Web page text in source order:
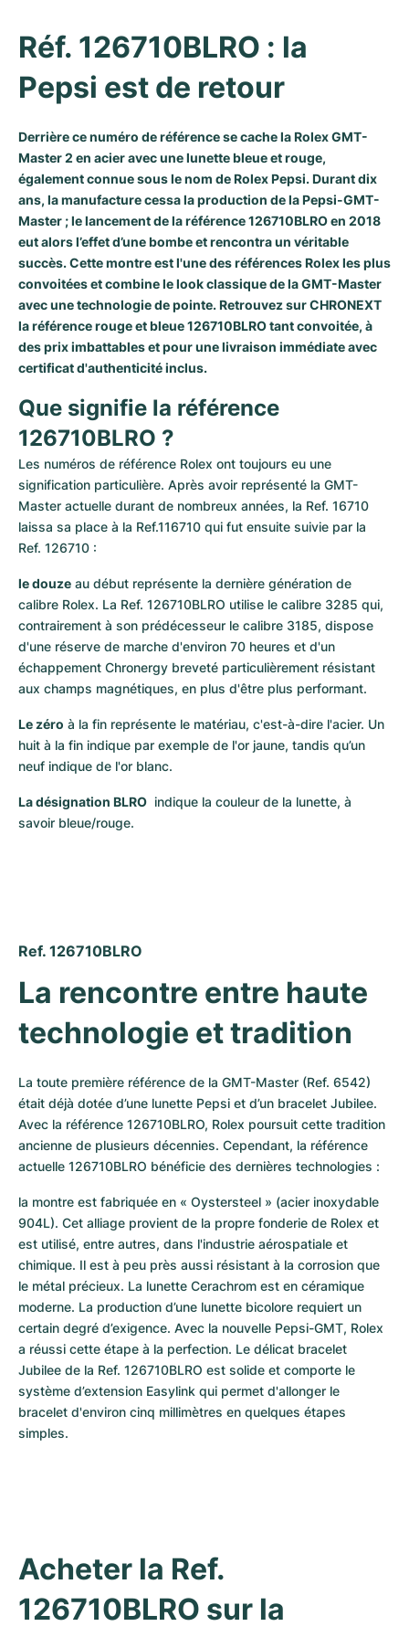
Yacht-Master II
Sea-Dweller
Sky-Dweller
Submariner
Pasha
Tortue
Baignoire
Ballon Blanc
Roadster
Montres d'occasion
Montres pour femmes
Cockpit
Chronospace
Super Avenger
Galactic
Montbrillant
Montres d'occasion
Montres pour femmes
Montres pour femmes
Aquatimer
Spitfire
GST
Vintage
Montres d'occasion
Réf. 126710BLRO : la
Pepsi est de retour
Derrière ce numéro de référence se cache laRolex GMT-
Master 2 en acier avec une lunette bleue et rouge,
également connue sous le nom deRolex Pepsi. Durant dix
ans, la manufacture cessa la production de la Pepsi-GMT-
Master ; le lancement de la référence 126710BLRO en 2018
eut alors l’effet d’une bombe et rencontra un véritable
succès. Cette montre est l'une des références Rolex les plus
convoitées et combine le look classique de la GMT-Master
avec une technologie de pointe. Retrouvez sur CHRONEXT
la référence rouge et bleue 126710BLRO tant convoitée, à
des prix imbattables et pour une livraison immédiate avec
certificat d'authenticité inclus.
Que signifie la référence
126710BLRO ?
Les numéros de référence Rolex ont toujours eu une
signification particulière. Après avoir représenté la GMT-
Master actuelle durant de nombreux années, la Ref. 16710
laissa sa place à la Ref.116710 qui fut ensuite suivie par la
Ref. 126710 :
le douze au début représente la dernière génération de
calibre Rolex. La Ref. 126710BLRO utilise le calibre 3285 qui,
contrairement à son prédécesseur le calibre 3185, dispose
d'une réserve de marche d'environ 70 heures et d'un
échappement Chronergy breveté particulièrement résistant
aux champs magnétiques, en plus d'être plus performant.
Le zéro à la fin représente le matériau, c'est-à-dire l'acier. Un
huit à la fin indique par exemple de l'or jaune, tandis qu’un
neuf indique de l'or blanc.
La désignation BLRO
  indique la couleur de la lunette, à
savoir bleue/rouge.
Ref. 126710BLRO
La rencontre entre haute
technologie et tradition
La toute première référence de la GMT-Master (Ref. 6542)
était déjà dotée d’une lunette Pepsi et d’un bracelet Jubilee.
Avec la référence 126710BLRO, Rolex poursuit cette tradition
ancienne de plusieurs décennies. Cependant, la référence
actuelle 126710BLRO bénéficie des dernières technologies :
la montre est fabriquée en « Oystersteel » (acier inoxydable
904L). Cet alliage provient de la propre fonderie de Rolex et
est utilisé, entre autres, dans l'industrie aérospatiale et
chimique. Il est à peu près aussi résistant à la corrosion que
le métal précieux. La lunette Cerachrom est en céramique
moderne. La production d’une lunette bicolore requiert un
certain degré d’exigence. Avec la nouvelle Pepsi-GMT, Rolex
a réussi cette étape à la perfection. Le délicat bracelet
Jubilee de la Ref. 126710BLRO est solide et comporte le
système d’extension Easylink qui permet d'allonger le
bracelet d'environ cinq millimètres en quelques étapes
simples.
Acheter la Ref.
126710BLRO sur la